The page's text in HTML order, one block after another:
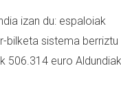
izan du: espaloiak
bilketa sistema berriztu
506.314 euro